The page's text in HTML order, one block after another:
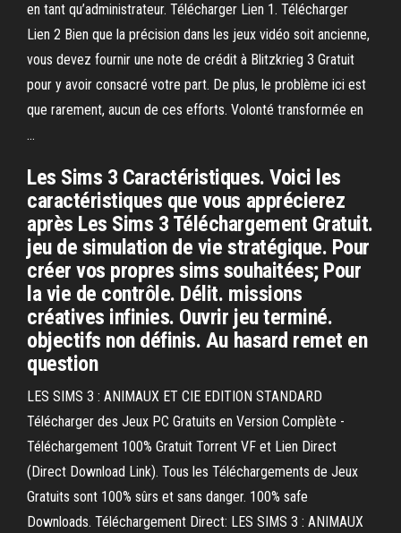
en tant qu’administrateur. Télécharger Lien 1. Télécharger
Lien 2 Bien que la précision dans les jeux vidéo soit ancienne,
vous devez fournir une note de crédit à Blitzkrieg 3 Gratuit
pour y avoir consacré votre part. De plus, le problème ici est
que rarement, aucun de ces efforts. Volonté transformée en
…
Les Sims 3 Caractéristiques. Voici les
caractéristiques que vous apprécierez
après Les Sims 3 Téléchargement Gratuit.
jeu de simulation de vie stratégique. Pour
créer vos propres sims souhaitées; Pour
la vie de contrôle. Délit. missions
créatives infinies. Ouvrir jeu terminé.
objectifs non définis. Au hasard remet en
question
LES SIMS 3 : ANIMAUX ET CIE EDITION STANDARD
Télécharger des Jeux PC Gratuits en Version Complète -
Téléchargement 100% Gratuit Torrent VF et Lien Direct
(Direct Download Link). Tous les Téléchargements de Jeux
Gratuits sont 100% sûrs et sans danger. 100% safe
Downloads. Téléchargement Direct: LES SIMS 3 : ANIMAUX